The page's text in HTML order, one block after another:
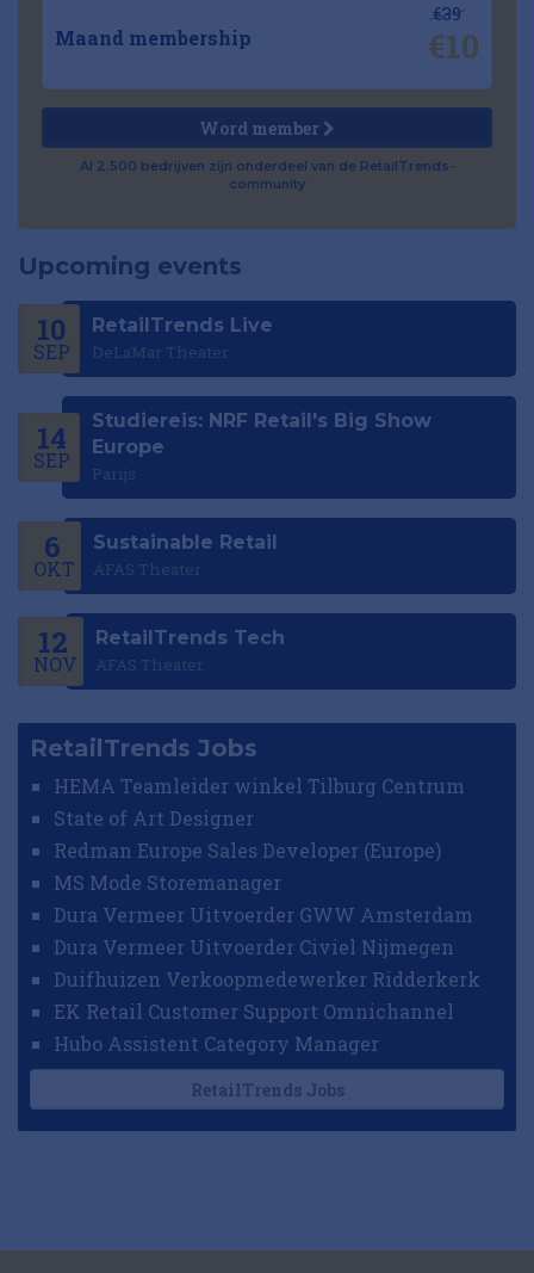
Maand membership
€39
€10
Word member
Al 2.500 bedrijven zijn onderdeel van de RetailTrends-
community
Upcoming events
10
SEP
RetailTrends Live
DeLaMar Theater
14
SEP
Studiereis: NRF Retail's Big Show
Europe
Parijs
6
OKT
Sustainable Retail
AFAS Theater
12
NOV
RetailTrends Tech
AFAS Theater
RetailTrends Jobs
HEMA Teamleider winkel Tilburg Centrum
State of Art Designer
Redman Europe Sales Developer (Europe)
MS Mode Storemanager
Dura Vermeer Uitvoerder GWW Amsterdam
Dura Vermeer Uitvoerder Civiel Nijmegen
Duifhuizen Verkoopmedewerker Ridderkerk
EK Retail Customer Support Omnichannel
Hubo Assistent Category Manager
RetailTrends Jobs